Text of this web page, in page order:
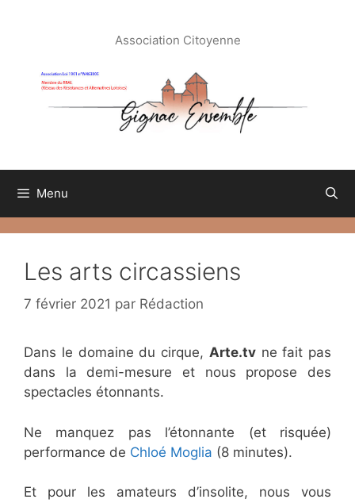
Association Citoyenne
Menu
Les arts circassiens
7 février 2021 par Rédaction
Dans le domaine du cirque, Arte.tvne fait pas
dans la demi-mesure et nous propose des
spectacles étonnants.
Ne manquez pas l’étonnante (et risquée)
performance de Chloé Moglia (8 minutes).
Et pour les amateurs d’insolite, nous vous